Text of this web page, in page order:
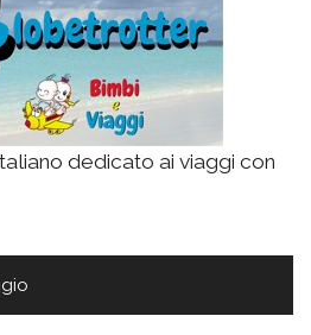
dedicato ai viaggi con